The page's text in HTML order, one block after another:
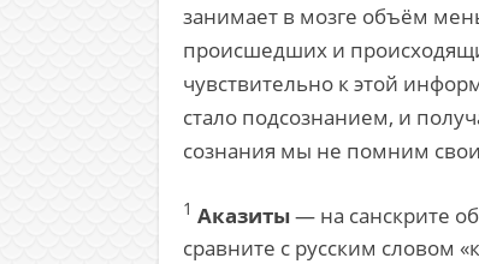
занимает в мозге объём
происшедших и
чувствительно к этой
стало подсознанием, и
сознания мы не помним
1 Аказиты— на санскрите
сравните с русским словом